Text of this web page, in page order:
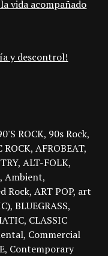
vida acompañado
y descontrol!
ROCK 90s Rock
ROCK AFROBEAT
ALT-FOLK
Ambient
Rock ART POP art
BLUEGRASS
CLASSIC
Commercial
Contemporary